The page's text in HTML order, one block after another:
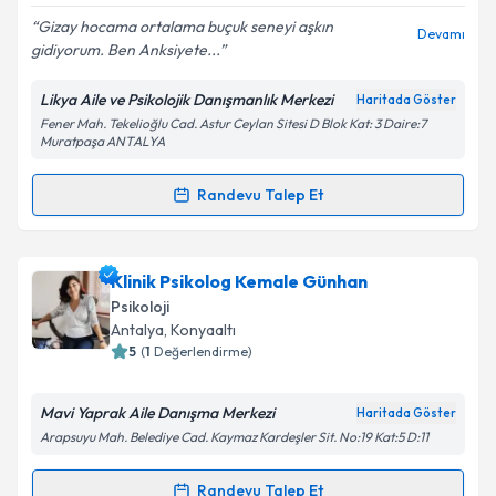
Kişisel verilerimin işlenmesine ilişkin
Aydınlatma
Metni'ni okudum ve kişisel verilerimin belirtilen
kapsamda işlenmesini kabul ediyorum.
Takvim Talebini Gönder
Gizay hocama ortalama buçuk seneyi aşkın
gidiyorum. Ben Anksiyete...
Devamı
Likya Aile ve Psikolojik Danışmanlık Merkezi Haritada Göster
Fener Mah. Tekelioğlu Cad. Astur Ceylan Sitesi D Blok Kat: 3 Daire:7
Muratpaşa ANTALYA
Randevu Talep Et
Randevu Takvimi Talebi
Psk. Gizay Nur Kepeniçin randevu takvimi talebi
oluşturun. Size bu uzmandan randevu almanız için bir
takvim hazırlandığında e-posta ile bilgilendireceğiz.
Kişisel verilerimin işlenmesine ilişkinAydınlatma
Klinik Psikolog Kemale Günhan
Psikoloji
Antalya, Konyaaltı
5 (1 Değerlendirme)
Mavi Yaprak Aile Danışma Merkezi Haritada Göster
Arapsuyu Mah. Belediye Cad. Kaymaz Kardeşler Sit. No:19 Kat:5 D:11
Randevu Talep Et